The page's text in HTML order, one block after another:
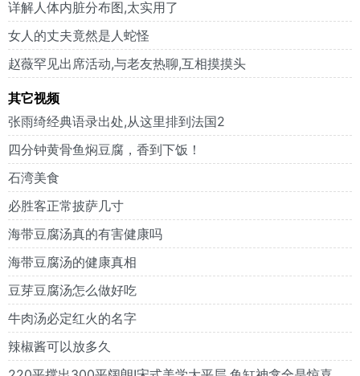
详解人体内脏分布图,太实用了
女人的丈夫竟然是人蛇怪
赵薇罕见出席活动,与老友热聊,互相摸摸头
其它视频
张雨绮经典语录出处,从这里排到法国2
四分钟黄骨鱼焖豆腐，香到下饭！
石湾美食
必胜客正常披萨几寸
海带豆腐汤真的有害健康吗
海带豆腐汤的健康真相
豆芽豆腐汤怎么做好吃
牛肉汤必定红火的名字
辣椒酱可以放多久